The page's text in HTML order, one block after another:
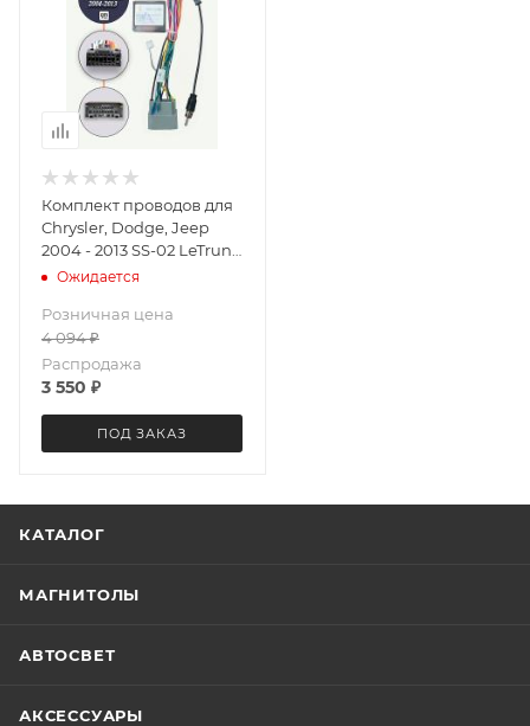
Комплект проводов для
Chrysler, Dodge, Jeep
2004 - 2013 SS-02 LeTrun
4231Ожидается
Розничная цена
4 094₽
Распродажа
3 550 ₽
ПОД ЗАКАЗ
КАТАЛОГ
МАГНИТОЛЫ
АВТОСВЕТ
АКСЕССУАРЫ